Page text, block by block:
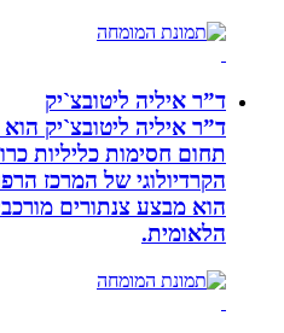
ד”ר איליה ליטובצ`יק
ד”ר איליה ליטובצ`יק הוא
הקרדיולוגי של המרכז
הוא מבצע צנתורים מורכבים
הלאומית.